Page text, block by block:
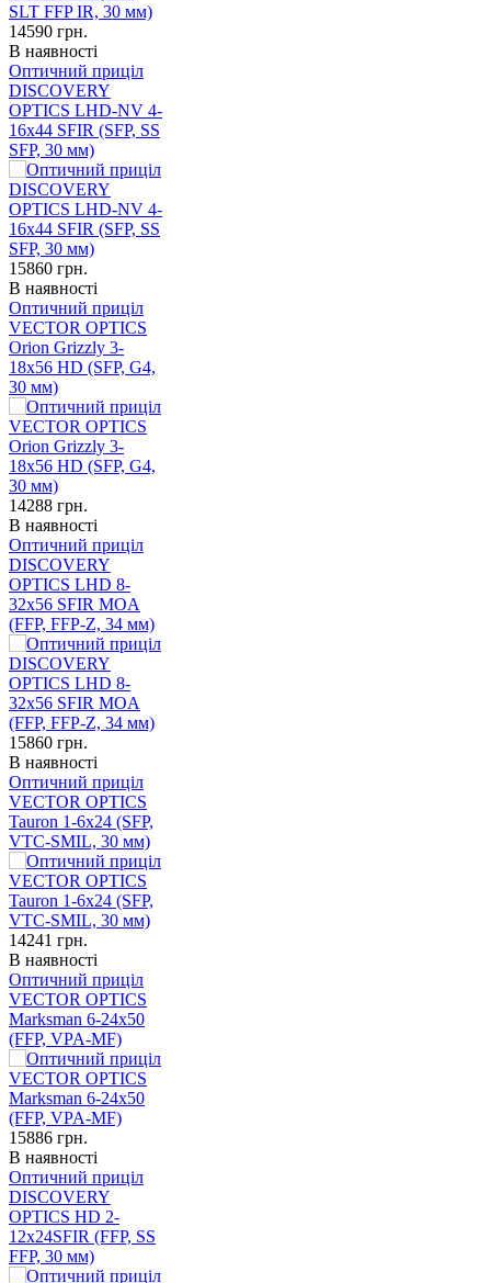
14590 грн.
В наявності
Оптичний приціл
DISCOVERY
OPTICS LHD-NV 4-
16x44 SFIR (SFP, SS
SFP, 30 мм)
15860 грн.
В наявності
Оптичний приціл
VECTOR OPTICS
Orion Grizzly 3-
18x56 HD (SFP, G4,
30 мм)
14288 грн.
В наявності
Оптичний приціл
DISCOVERY
OPTICS LHD 8-
32x56 SFIR MOA
(FFP, FFP-Z, 34 мм)
15860 грн.
В наявності
Оптичний приціл
VECTOR OPTICS
Tauron 1-6x24 (SFP,
VTC-SMIL, 30 мм)
14241 грн.
В наявності
Оптичний приціл
VECTOR OPTICS
Marksman 6-24x50
(FFP, VPA-MF)
15886 грн.
В наявності
Оптичний приціл
DISCOVERY
OPTICS HD 2-
12x24SFIR (FFP, SS
FFP, 30 мм)